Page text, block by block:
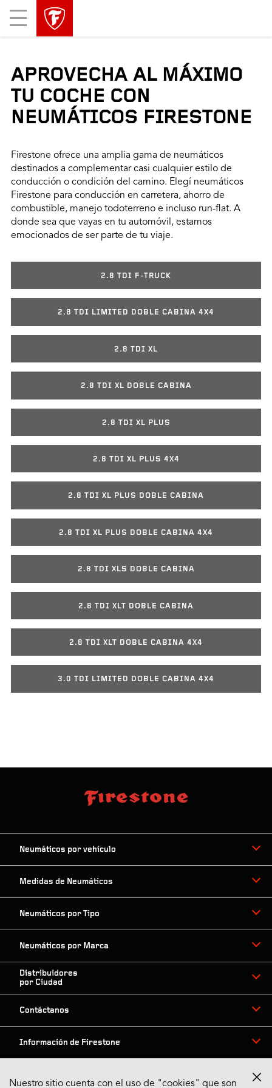
Mobile
Menu
APROVECHA AL MÁXIMO
TU COCHE CON
NEUMÁTICOS FIRESTONE
Firestone ofrece una amplia gama de neumáticos
destinados a complementar casi cualquier estilo de
conducción o condición del camino. Elegí neumáticos
Firestone para conducción en carretera, ahorro de
combustible, manejo todoterreno e incluso run-flat. A
donde sea que vayas en tu automóvil, estamos
emocionados de ser parte de tu viaje.
2.8 TDI F-TRUCK
2.8 TDI LIMITED DOBLE CABINA 4X4
2.8 TDI XL
2.8 TDI XL DOBLE CABINA
2.8 TDI XL PLUS
2.8 TDI XL PLUS 4X4
2.8 TDI XL PLUS DOBLE CABINA
2.8 TDI XL PLUS DOBLE CABINA 4X4
2.8 TDI XLS DOBLE CABINA
2.8 TDI XLT DOBLE CABINA
2.8 TDI XLT DOBLE CABINA 4X4
3.0 TDI LIMITED DOBLE CABINA 4X4
Neumáticos por vehículo
Medidas de Neumáticos
Neumáticos por Tipo
Neumáticos por Marca
Distribuidores
por Ciudad
Contáctanos
Información de Firestone
Nuestro sitio cuenta con el uso de "cookies" que son